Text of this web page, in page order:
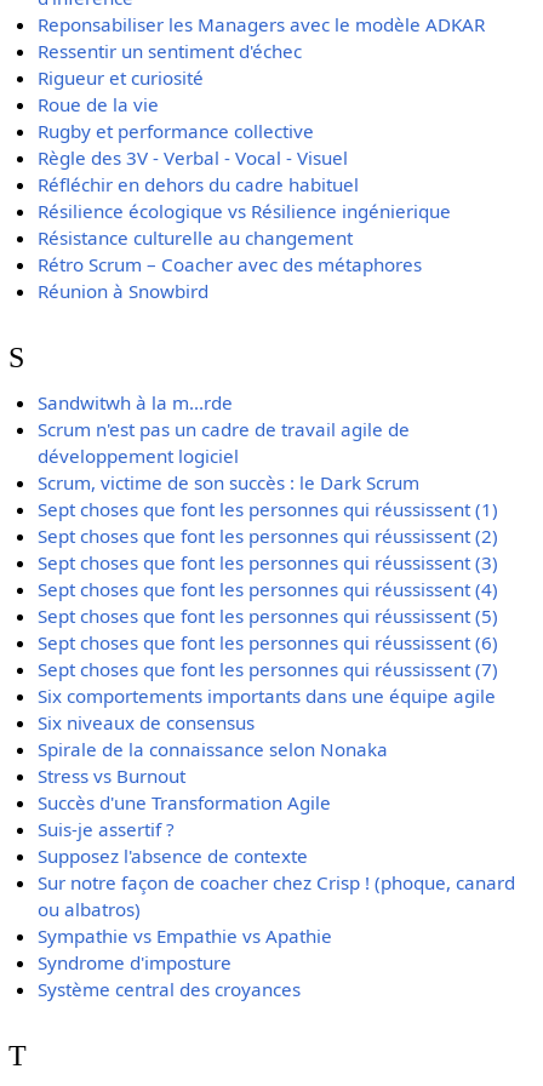
Reponsabiliser les Managers avec le modèle ADKAR
Ressentir un sentiment d'échec
Rigueur et curiosité
Roue de la vie
Rugby et performance collective
Règle des 3V - Verbal - Vocal - Visuel
Réfléchir en dehors du cadre habituel
Résilience écologique vs Résilience ingénierique
Résistance culturelle au changement
Rétro Scrum – Coacher avec des métaphores
Réunion à Snowbird
S
Sandwitwh à la m...rde
Scrum n'est pas un cadre de travail agile de
développement logiciel
Scrum, victime de son succès : le Dark Scrum
Sept choses que font les personnes qui réussissent (1)
Sept choses que font les personnes qui réussissent (2)
Sept choses que font les personnes qui réussissent (3)
Sept choses que font les personnes qui réussissent (4)
Sept choses que font les personnes qui réussissent (5)
Sept choses que font les personnes qui réussissent (6)
Sept choses que font les personnes qui réussissent (7)
Six comportements importants dans une équipe agile
Six niveaux de consensus
Spirale de la connaissance selon Nonaka
Stress vs Burnout
Succès d'une Transformation Agile
Suis-je assertif ?
Supposez l'absence de contexte
Sur notre façon de coacher chez Crisp ! (phoque, canard
ou albatros)
Sympathie vs Empathie vs Apathie
Syndrome d'imposture
Système central des croyances
T